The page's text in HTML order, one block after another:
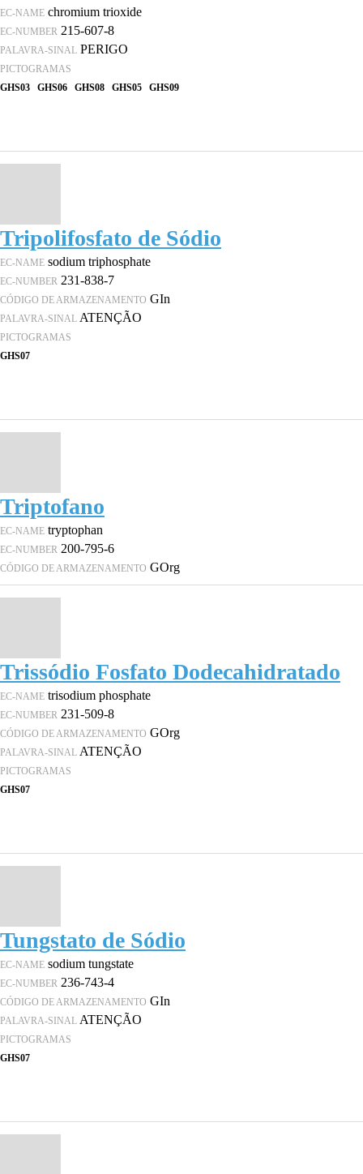
EC-NAME chromium trioxide
EC-NUMBER 215-607-8
PALAVRA-SINAL PERIGO
PICTOGRAMAS
GHS03
GHS06 GHS08 GHS05 GHS09
Tripolifosfato de Sódio
EC-NAME sodium triphosphate
EC-NUMBER 231-838-7
CÓDIGO DE ARMAZENAMENTO GIn
PALAVRA-SINAL ATENÇÃO
PICTOGRAMAS
GHS07
Triptofano
EC-NAME tryptophan
EC-NUMBER 200-795-6
CÓDIGO DE ARMAZENAMENTO GOrg
Trissódio Fosfato Dodecahidratado
EC-NAME trisodium phosphate
EC-NUMBER 231-509-8
CÓDIGO DE ARMAZENAMENTO GOrg
PALAVRA-SINAL ATENÇÃO
PICTOGRAMAS
GHS07
Tungstato de Sódio
EC-NAME sodium tungstate
EC-NUMBER 236-743-4
CÓDIGO DE ARMAZENAMENTO GIn
PALAVRA-SINAL ATENÇÃO
PICTOGRAMAS
GHS07